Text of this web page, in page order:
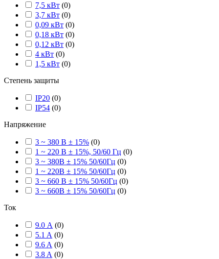
7,5 кВт (0)
3,7 кВт (0)
0,09 кВт (0)
0,18 кВт (0)
0,12 кВт (0)
4 кВт (0)
1,5 кВт (0)
Степень защиты
IP20 (0)
IP54 (0)
Напряжение
3 ~ 380 В ± 15% (0)
1 ~ 220 В ± 15%, 50/60 Гц (0)
3 ~ 380В ± 15% 50/60Гц (0)
1 ~ 220В ± 15% 50/60Гц (0)
3 ~ 660 В ± 15% 50/60Гц (0)
3 ~ 660В ± 15% 50/60Гц (0)
Ток
9.0 А (0)
5.1 A (0)
9.6 A (0)
3.8 A (0)